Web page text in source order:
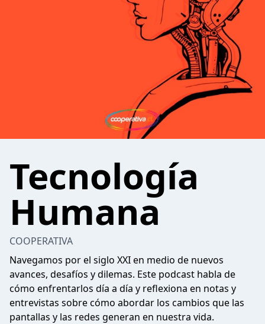
Tecnología
Humana
COOPERATIVA
Navegamos por el siglo XXI en medio de nuevos
avances, desafíos y dilemas. Este podcast habla de
cómo enfrentarlos día a día y reflexiona en notas y
entrevistas sobre cómo abordar los cambios que las
pantallas y las redes generan en nuestra vida.